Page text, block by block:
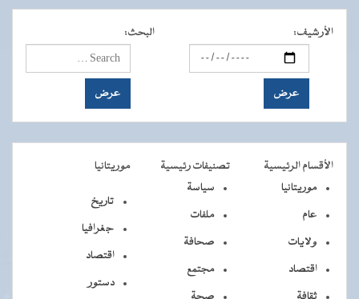
الأرشيف: البحث:
الأقسام الرئيسية تصنيفات رئيسية
موريتانيا
موريتانيا
عام
ولايات
اقتصاد
ثقافة
سياسة
ملفات
صحافة
مجتمع
صحة
تاريخ
جغرافيا
اقتصاد
دستور